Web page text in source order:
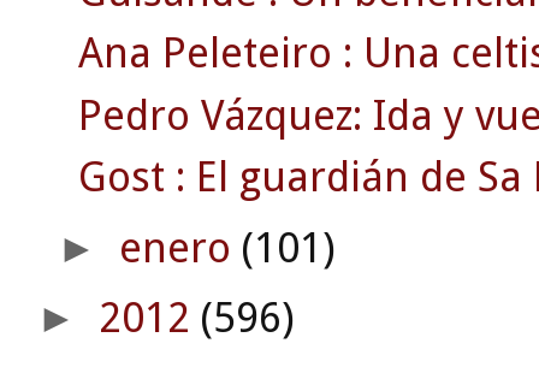
Ana Peleteiro : Una
Pedro Vázquez: Ida y
Gost : El guardián de Sa
► enero (101)
► 2012 (596)